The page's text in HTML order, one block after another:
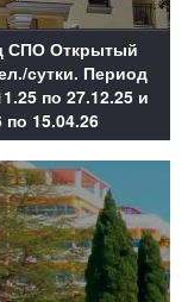
СПО Открытый
сутки. Период
по 27.12.25 и
по 15.04.26